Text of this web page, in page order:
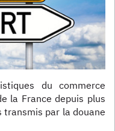
du commerce
la France depuis plus
transmis par la douane